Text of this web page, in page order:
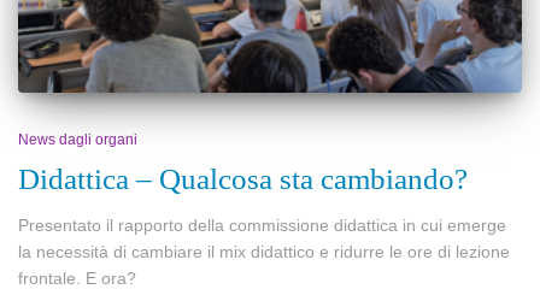
News dagli organi
Didattica – Qualcosa sta cambiando?
Presentato il rapporto della commissione didattica in cui emerge
la necessità di cambiare il mix didattico e ridurre le ore di lezione
frontale. E ora?